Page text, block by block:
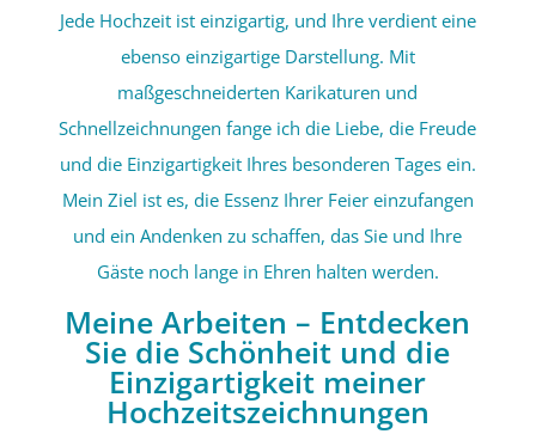
Jede Hochzeit ist einzigartig, und Ihre verdient eine
ebenso einzigartige Darstellung. Mit
maßgeschneiderten Karikaturen und
Schnellzeichnungen fange ich die Liebe, die Freude
und die Einzigartigkeit Ihres besonderen Tages ein.
Mein Ziel ist es, die Essenz Ihrer Feier einzufangen
und ein Andenken zu schaffen, das Sie und Ihre
Gäste noch lange in Ehren halten werden.
Meine Arbeiten – Entdecken
Sie die Schönheit und die
Einzigartigkeit meiner
Hochzeitszeichnungen